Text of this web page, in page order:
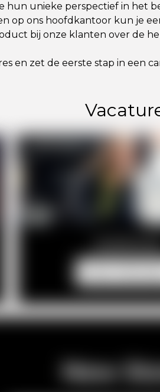
hun unieke perspectief in het
op ons hoofdkantoor kun je
bij onze klanten over de
en zet de eerste stap in een